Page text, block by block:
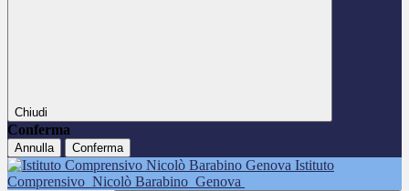
Chiudi
Conferma
Annulla Conferma
Istituto
Comprensivo Nicolò Barabino Genova